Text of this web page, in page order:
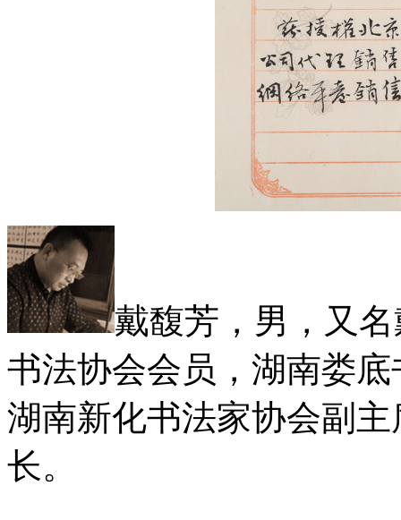
戴馥芳，男，又
书法协会会员，湖南娄
湖南新化书法家协会副
长。